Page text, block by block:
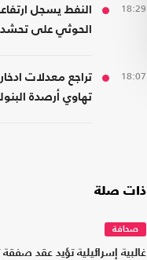
18:29
النفط يسجل
الحوثي على
18:07
تراجع معدلات
تهاوي أرصدة
ذات صلة
صحافة
غالبية إسرائيلية تؤيد عقد صفقة